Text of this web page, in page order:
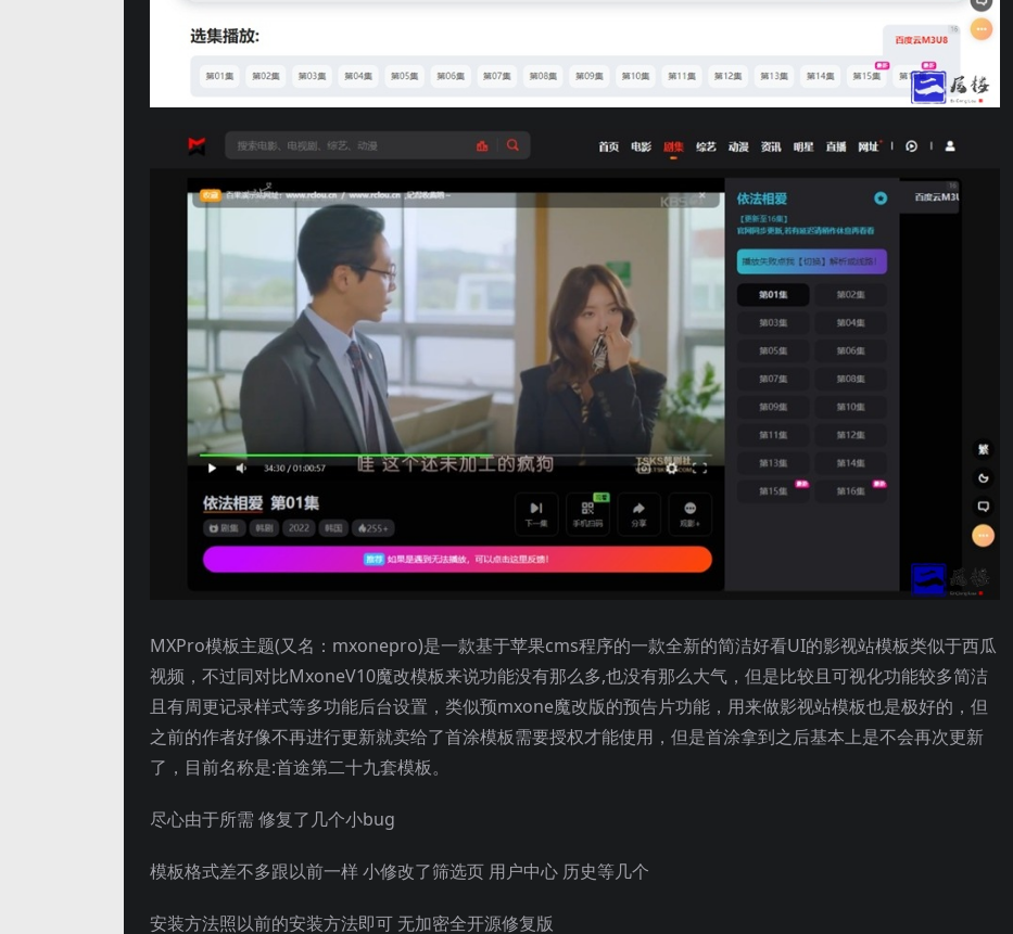
MXPro模板主题(又名：mxonepro)是一款基于苹果cms程序的一款全新的简洁好看UI的影视站模板类似于西瓜
视频，不过同对比MxoneV10魔改模板来说功能没有那么多,也没有那么大气，但是比较且可视化功能较多简洁
且有周更记录样式等多功能后台设置，类似预mxone魔改版的预告片功能，用来做影视站模板也是极好的，但
之前的作者好像不再进行更新就卖给了首涂模板需要授权才能使用，但是首涂拿到之后基本上是不会再次更新
了，目前名称是:首途第二十九套模板。
尽心由于所需 修复了几个小bug
模板格式差不多跟以前一样 小修改了筛选页 用户中心 历史等几个
安装方法照以前的安装方法即可 无加密全开源修复版